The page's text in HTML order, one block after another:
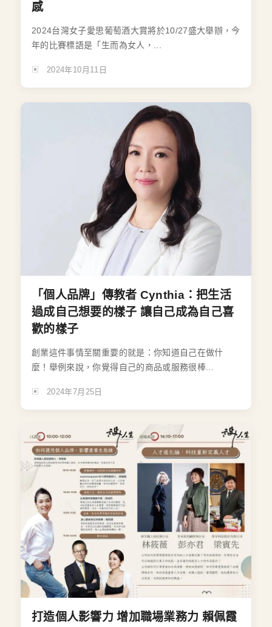
感
2024台灣女子愛思葡萄酒大賞將於10/27盛大舉辦，今
年的比賽標語是「生而為女人，...
2024年10月11日
「個人品牌」傳教者 Cynthia：把生活
過成自己想要的樣子 讓自己成為自己喜
歡的樣子
創業這件事情至關重要的就是：你知道自己在做什
麼！舉例來說，你覺得自己的商品或服務很棒...
2024年7月25日
打造個人影響力 增加職場業務力 賴佩霞